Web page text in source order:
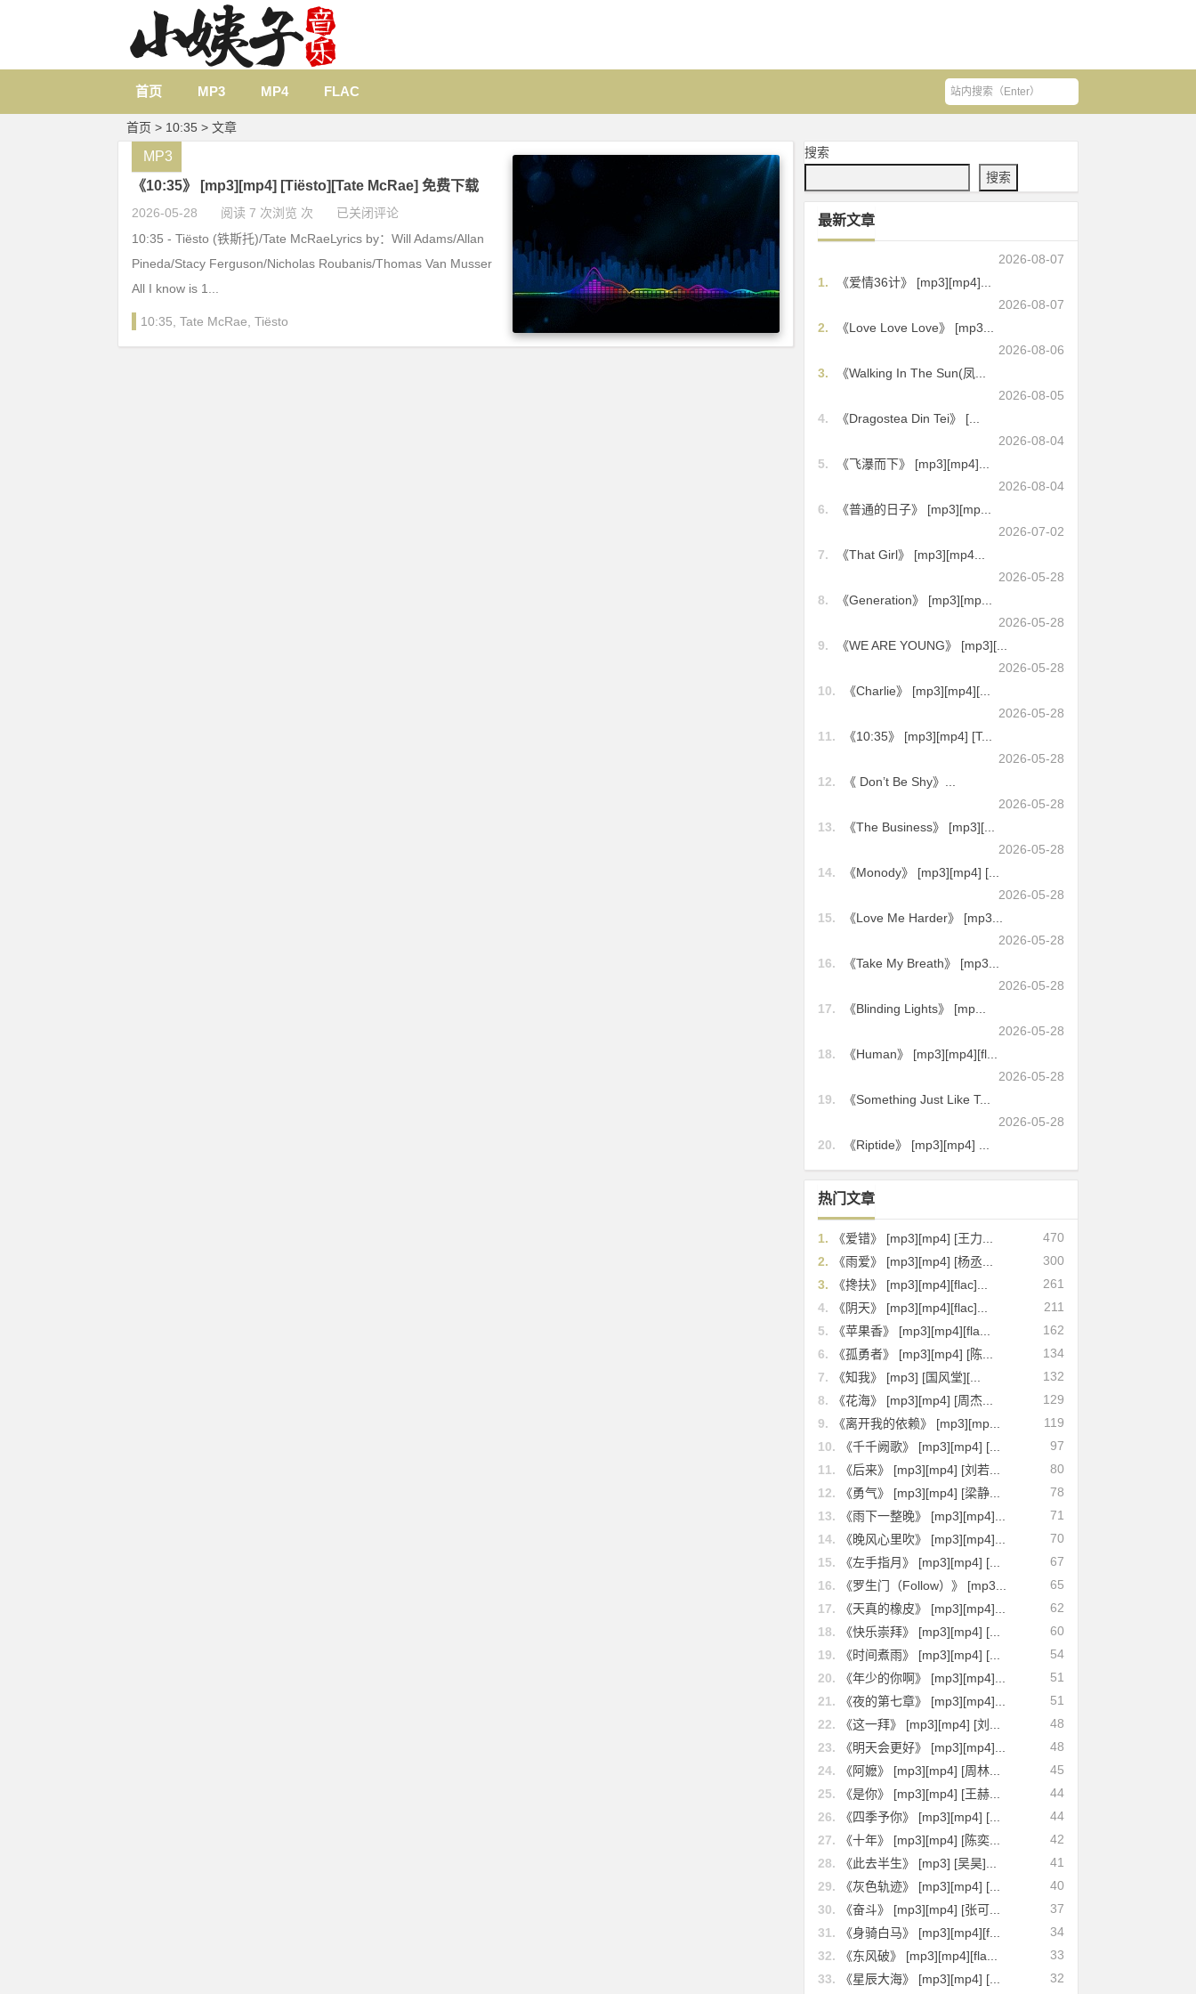
首页 MP3 MP4 FLAC
首页 > 10:35 > 文章
《10:35》 [mp3][mp4] [Tiësto][Tate McRae] 免费下载
2026-05-28 阅读 7 次浏览 次 已关闭评论
MP3
10:35 - Tiësto (铁斯托)/Tate McRaeLyrics by：Will Adams/Allan
Pineda/Stacy Ferguson/Nicholas Roubanis/Thomas Van Musser
All I know is 1...
10:35 Tate McRae Tiësto
搜索
搜索
最新文章
2026-08-07
1.
《爱情36计》 [mp3][mp4]...
2026-08-07
2.
《Love Love Love》 [mp3...
2026-08-06
3.
《Walking In The Sun(凤...
2026-08-05
4.
《Dragostea Din Tei》 [...
2026-08-04
5.
《飞瀑而下》 [mp3][mp4]...
2026-08-04
6.
《普通的日子》 [mp3][mp...
2026-07-02
7.
《That Girl》 [mp3][mp4...
2026-05-28
8.
《Generation》 [mp3][mp...
2026-05-28
9.
《WE ARE YOUNG》 [mp3][...
2026-05-28
10.
《Charlie》 [mp3][mp4][...
2026-05-28
11.
《10:35》 [mp3][mp4] [T...
2026-05-28
12.
《 Don’t Be Shy》...
2026-05-28
13.
《The Business》 [mp3][...
2026-05-28
14.
《Monody》 [mp3][mp4] [...
2026-05-28
15.
《Love Me Harder》 [mp3...
2026-05-28
16.
《Take My Breath》 [mp3...
2026-05-28
17.
《Blinding Lights》 [mp...
2026-05-28
18.
《Human》 [mp3][mp4][fl...
2026-05-28
19.
《Something Just Like T...
2026-05-28
20.
《Riptide》 [mp3][mp4] ...
热门文章
470
1.
《爱错》 [mp3][mp4] [王力...
300
2.
《雨爱》 [mp3][mp4] [杨丞...
261
3.
《搀扶》 [mp3][mp4][flac]...
211
4.
《阴天》 [mp3][mp4][flac]...
162
5.
《苹果香》 [mp3][mp4][fla...
134
6.
《孤勇者》 [mp3][mp4] [陈...
132
7.
《知我》 [mp3] [国风堂][...
129
8.
《花海》 [mp3][mp4] [周杰...
119
9.
《离开我的依赖》 [mp3][mp...
97
10.
《千千阙歌》 [mp3][mp4] [...
80
11.
《后来》 [mp3][mp4] [刘若...
78
12.
《勇气》 [mp3][mp4] [梁静...
71
13.
《雨下一整晚》 [mp3][mp4]...
70
14.
《晚风心里吹》 [mp3][mp4]...
67
15.
《左手指月》 [mp3][mp4] [...
65
16.
《罗生门（Follow）》 [mp3...
62
17.
《天真的橡皮》 [mp3][mp4]...
60
18.
《快乐崇拜》 [mp3][mp4] [...
54
19.
《时间煮雨》 [mp3][mp4] [...
51
20.
《年少的你啊》 [mp3][mp4]...
51
21.
《夜的第七章》 [mp3][mp4]...
48
22.
《这一拜》 [mp3][mp4] [刘...
48
23.
《明天会更好》 [mp3][mp4]...
45
24.
《阿嬷》 [mp3][mp4] [周林...
44
25.
《是你》 [mp3][mp4] [王赫...
44
26.
《四季予你》 [mp3][mp4] [...
42
27.
《十年》 [mp3][mp4] [陈奕...
41
28.
《此去半生》 [mp3] [吴昊]...
40
29.
《灰色轨迹》 [mp3][mp4] [...
37
30.
《奋斗》 [mp3][mp4] [张可...
34
31.
《身骑白马》 [mp3][mp4][f...
33
32.
《东风破》 [mp3][mp4][fla...
32
33. 《星辰大海》 [mp3][mp4] [...